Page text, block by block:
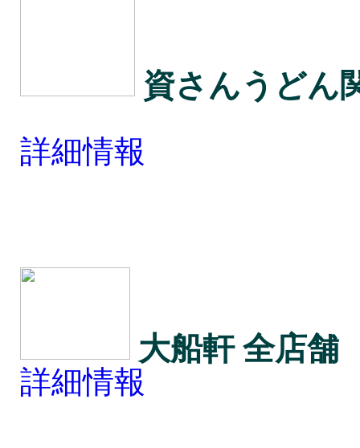
資さんうどん
詳細情報
大船軒 全店舗
詳細情報